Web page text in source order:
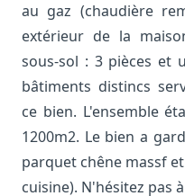
au gaz (chaudière
extérieur de la
sous-sol : 3 pièces et
bâtiments distincs
ce bien. L'ensemble
1200m2. Le bien a
parquet chêne massf
cuisine). N'hésitez pas